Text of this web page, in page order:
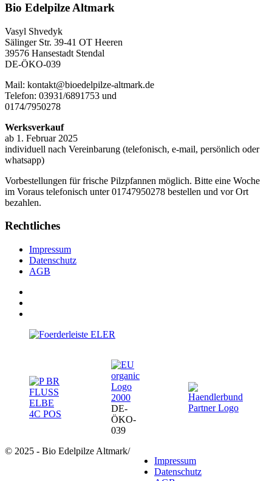
Bio Edelpilze Altmark
Vasyl Shvedyk
Sälinger Str. 39-41 OT Heeren
39576 Hansestadt Stendal
DE-ÖKO-039
Mail: kontakt@bioedelpilze-altmark.de
Telefon: 03931/6891753 und
0174/7950278
Werksverkauf
ab 1. Februar 2025
individuell nach Vereinbarung (telefonisch, e-mail, persönlich oder
whatsapp)
Vorbestellungen für frische Pilzpfannen möglich. Bitte eine Woche
im Voraus telefonisch unter 01747950278 bestellen und vor Ort
bezahlen.
Rechtliches
Impressum
Datenschutz
AGB
DE-
ÖKO-
039
© 2025 - Bio Edelpilze Altmark/
Impressum
Datenschutz